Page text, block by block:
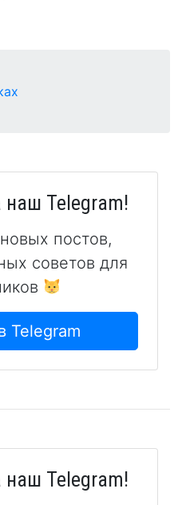
Telegram!
постов,
советов для
Telegram
Telegram!